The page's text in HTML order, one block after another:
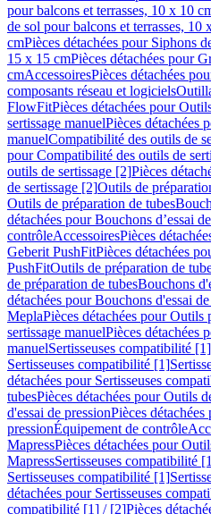
pour balcons et terrasses, 10 x 10
de sol pour balcons et terrasses, 10
cmPièces détachées pour Siphons
15 x 15 cmPièces détachées pour
cmAccessoiresPièces détachées
composants réseau et logiciels
FlowFitPièces détachées pour
sertissage manuelPièces détachées
manuelCompatibilité des outils de
pour Compatibilité des outils de
outils de sertissage [2]Pièces
de sertissage [2]Outils de
Outils de préparation de tubes
détachées pour Bouchons d’essai
contrôleAccessoiresPièces
Geberit PushFitPièces détachées
PushFitOutils de préparation de
de préparation de tubesBouchons
détachées pour Bouchons d'essai
MeplaPièces détachées pour
sertissage manuelPièces détachées
manuelSertisseuses compatibilité [1]
Sertisseuses compatibilité [1]
détachées pour Sertisseuses
tubesPièces détachées pour Outils
d'essai de pressionPièces
pressionÉquipement de contrôle
MapressPièces détachées pour
MapressSertisseuses compatibilité
Sertisseuses compatibilité [1]
détachées pour Sertisseuses
compatibilité [1] / [2]Pièces